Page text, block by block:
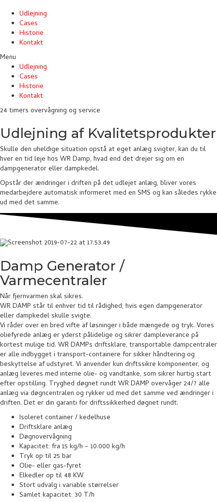
Udlejning
Cases
Historie
Kontakt
Menu
Udlejning
Cases
Historie
Kontakt
24 timers overvågning og service
Udlejning af Kvalitetsprodukter
Skulle den uheldige situation opstå at eget anlæg svigter, kan du til
hver en tid leje hos WR Damp, hvad end det drejer sig om en
dampgenerator eller dampkedel.
Opstår der ændringer i driften på det udlejet anlæg, bliver vores
medarbejdere automatisk informeret med en SMS og kan således rykke
ud med det samme.
Damp Generator /
Varmecentraler
Når fjernvarmen skal sikres.
WR DAMP står til enhver tid til rådighed, hvis egen dampgenerator
eller dampkedel skulle svigte.
Vi råder over en bred vifte af løsninger i både mængede og tryk. Vores
oliefyrede anlæg er yderst pålidelige og sikrer dampleverance på
kortest mulige tid. WR DAMPs driftsklare, transportable dampcentraler
er alle indbygget i transport-containere for sikker håndtering og
beskyttelse af udstyret. Vi anvender kun driftssikre komponenter, og
anlæg leveres med interne olie- og vandtanke, som sikrer hurtig start
efter opstilling. Tryghed døgnet rundt WR DAMP overvåger 24/7 alle
anlæg via døgncentralen og rykker ud med det samme ved ændringer i
driften. Det er din garanti for driftssikkerhed døgnet rundt.
Isoleret container / kedelhuse
Driftsklare anlæg
Døgnovervågning
Kapacitet: fra 15 kg/h – 10.000 kg/h
Tryk op til 25 bar
Olie- eller gas-fyret
Elkedler op til 48 KW
Stort udvalg i variable størrelser
Samlet kapacitet: 30 T/h